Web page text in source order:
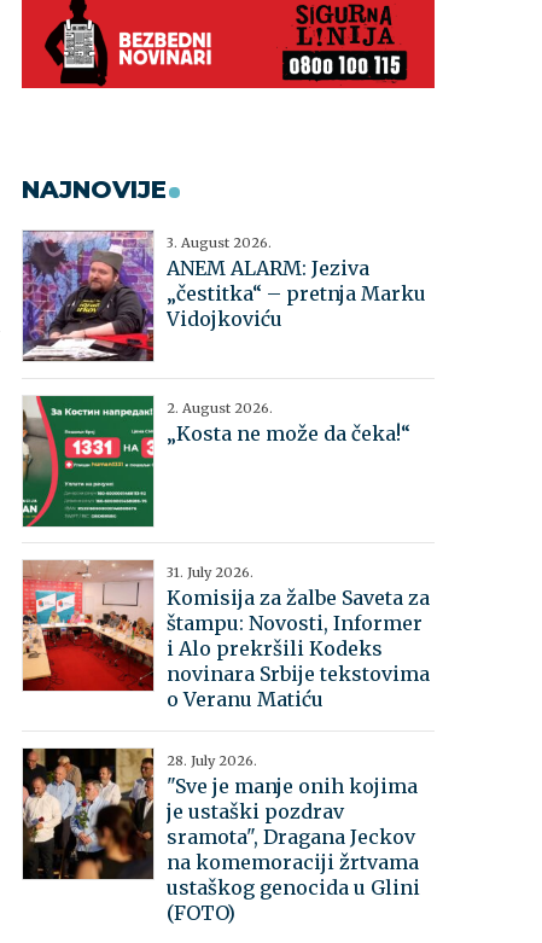
NAJNOVIJE
3. August 2026.
ANEM ALARM: Jeziva
„čestitka“ – pretnja Marku
Vidojkoviću
2. August 2026.
„Kosta ne može da čeka!“
31. July 2026.
Komisija za žalbe Saveta za
štampu: Novosti, Informer
i Alo prekršili Kodeks
novinara Srbije tekstovima
o Veranu Matiću
28. July 2026.
"Sve je manje onih kojima
je ustaški pozdrav
sramota", Dragana Jeckov
na komemoraciji žrtvama
ustaškog genocida u Glini
(FOTO)